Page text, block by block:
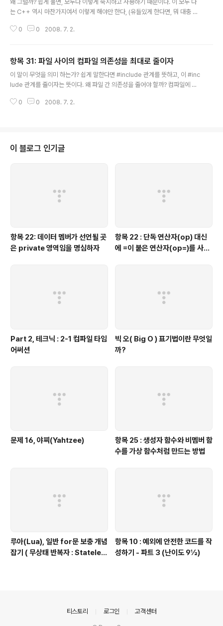
왜 그럴까? 쉽게 풀면, 모두다 이렇게 숙지하고 사용하기 때문이다. 이 모두 다
는 C++ 역시 마찬가지여서 이렇게 해야만 한다, (유들있게 한다면, 뭐 대충 해
a 학생 은 되지 않는것이다. C++로 풀자면 "상속받은 녀석은 상속해준 녀석이
가 C++의 엄청난 기능인 "다향성" 기능을 사용할 때 쉽게 범하는 오류이기 때
문이다. 그렇다고 현실에 있는것이 바로 이런것들을 적용할수는 없다. 대표적인
예가 정사각형은 직사각형의 일종이지만, 정사각형이 직사각형을 상속하는 형..
0 0 2008. 7. 2.
항목 31: 파일 사이의 컴파일 의존성을 최대로 줄이자
이 말이 무엇을 의미 하는가? 쉽게 말한다면 #include 관계를 뜻하고, 이 #inc
lude 관계를 줄이자는 뜻이다. 왜 파일 간 의존성을 줄어야 할까? 컴파일에 소
컴파일에 들어가는 시간이 비례한다. 이게 프로젝트 중이라면, 정말 많은 시간
다. 구현 하는데 그 세부사항이 필요하다는것을 뜻하는데, 그 예로 A라는 클래
스가 B라는 클래스의 객체를 가질 때, 객체 구현시 그 세부사항이 필요한 경우
0 0 2008. 7. 2.
이 블로그 인기글
항목 22: 데이터 멤버가 선언될 곳
은 private 영역임을 명심하자
항목 22 : 단독 연산자(op) 대신
에 =이 붙은 연산자(op=)를 사용
Part 2, 테크닉 : 2-1 컴파일 타임
어써션
빅 오( Big O ) 표기법이란 무엇일
까?
문제 16, 야찌(Yahtzee)
항목 25 : 생성자 함수와 비멤버 함
수를 가상 함수처럼 만드는 방법
루아(Lua), 일반 for문 보충 개념
잡기 ( 무상태 반복자 : Stateles
항목 10 : 예외에 안전한 코드를 작
성하기 - 파트 3 (난이도 9½)
티스토리 로그인 고객센터